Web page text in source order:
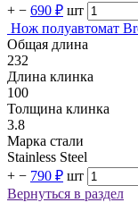
+ − 690 ₽ шт
Нож полуавтомат
Общая длина
232
Длина клинка
100
Толщина клинка
3.8
Марка стали
Stainless Steel
+ − 790 ₽ шт
Вернуться в раздел